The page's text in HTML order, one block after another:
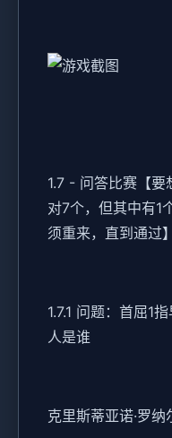
1.7 - 问答比赛【
对7个，但其中有1
须重来，直到通过】
1.7.1 问题：首屈1
人是谁
克里斯蒂亚诺·罗纳